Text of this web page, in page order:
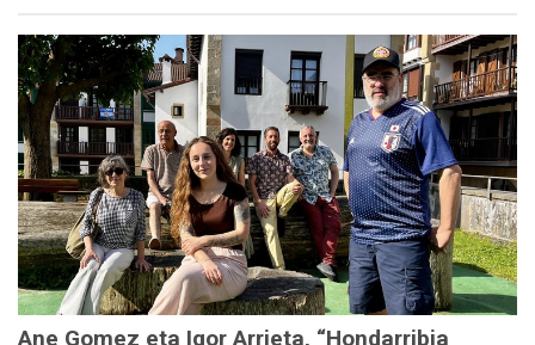
Ane Gomez eta Igor Arrieta, “Hondarribia